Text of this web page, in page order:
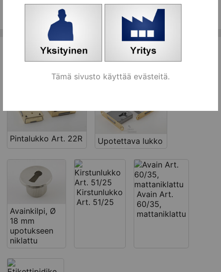
Kaikki ryhmän tuotteet
Tähän liittyviä tuotteita
Pintalukko Art. 22R Upotettava lukko
Avainkilpi, Ø
18 mm
upotukseen
niklattu
Kirstunlukko
Art. 51/25
Avain Art.
60/35,
mattaniklattu
Tämä sivusto käyttää evästeitä.